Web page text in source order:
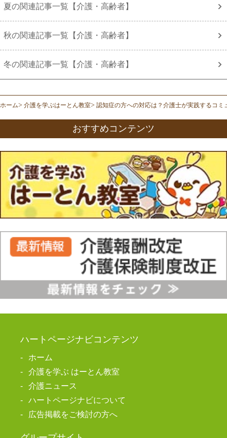
夏の関連記事一覧【介護・高齢者】
秋の関連記事一覧【介護・高齢者】
冬の関連記事一覧【介護・高齢者】
ホーム 介護を学ぶはーとん教室 認知症の方への対応は？介護士が実践するコミ
おすすめコンテンツ
ハートページナビコンテンツ
ホーム
介護を学ぶ はーとん教室
介護ニュース
ハートページナビについて
広告掲載をご検討の方へ